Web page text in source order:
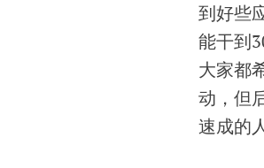
到好些
能干到
大家都
动，但
速成的